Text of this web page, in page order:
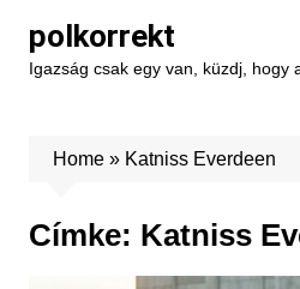
content
polkorrekt
Igazság csak egy van, küzdj, hogy
Home» Katniss Everdeen
Címke: Katniss